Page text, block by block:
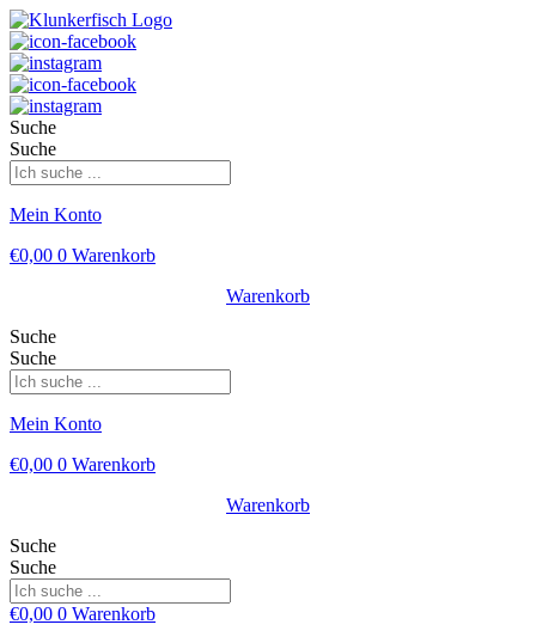
Suche
Suche
Mein Konto
€0,00 0 Warenkorb
Warenkorb
Suche
Suche
Mein Konto
€0,00 0 Warenkorb
Warenkorb
Suche
Suche
€0,00 0 Warenkorb